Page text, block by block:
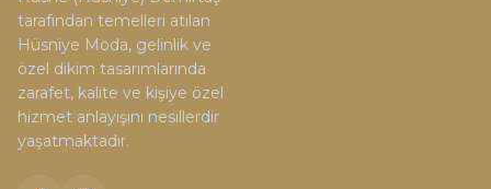
tarafından temelleri atılan
Hüsniye Moda, gelinlik ve
özel dikim tasarımlarında
zarafet, kalite ve kişiye özel
hizmet anlayışını nesillerdir
yaşatmaktadır.